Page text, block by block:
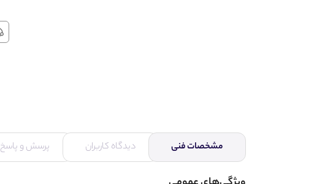
مشخصات فنی دیدگاه کاربران پرسش و پاسخ